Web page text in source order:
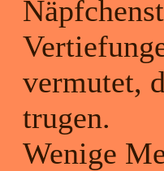
vermutet,
trugen.
Wenige